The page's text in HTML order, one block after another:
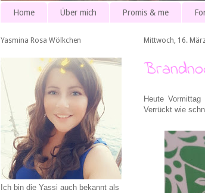
Home Über mich Promis & me
Mittwoch, 16.
Heute
Verrückt wie
Yasmina Rosa Wölkchen
Ich bin die Yassi auch bekannt als